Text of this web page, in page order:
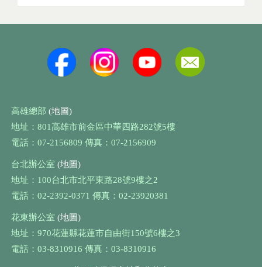
高雄總部 (地圖)
地址：801高雄市前金區中華四路282號5樓
電話：07-2156809 傳真：07-2156909
台北辦公室 (地圖)
地址：100台北市北平東路28號9樓之2
電話：02-2392-0371 傳真：02-23920381
花東辦公室 (地圖)
地址：970花蓮縣花蓮市自由街150號6樓之3
電話：03-8310916 傳真：03-8310916